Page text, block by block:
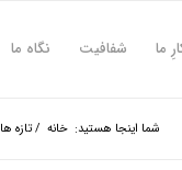
ما شفافیت نگاه ما
شما اینجا هستید: خانه /تازه ها